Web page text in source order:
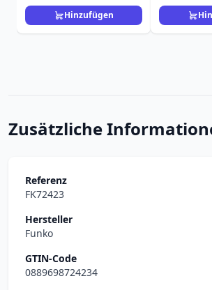
Hinzufügen
Zusätzliche
Referenz
FK72423
Hersteller
Funko
GTIN-Code
0889698724234